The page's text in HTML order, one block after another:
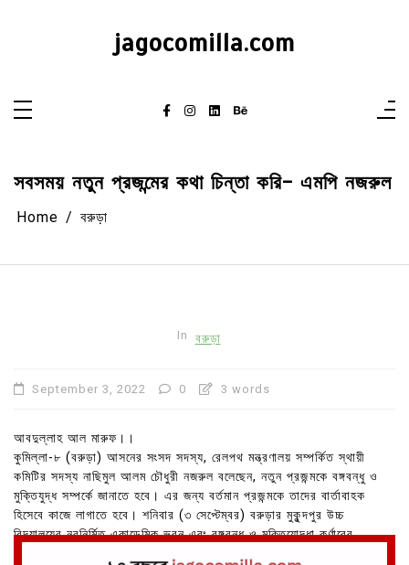
jagocomilla.com
সবসময় নতুন প্রজন্মের কথা চিন্তা করি- এমপি নজরুল
Home বরুড়া
In বরুড়া
September 3, 2022 0 3 words
আবদুল্লাহ আল মারুফ।।
কুমিল্লা-৮ (বরুড়া) আসনের সংসদ সদস্য, রেলপথ মন্ত্রণালয় সম্পর্কিত স্থায়ী
কমিটির সদস্য নাছিমুল আলম চৌধুরী নজরুল বলেছেন, নতুন প্রজন্মকে বঙ্গবন্ধু ও
মুক্তিযুদ্ধ সম্পর্কে জানাতে হবে। এর জন্য বর্তমান প্রজন্মকে তাদের বার্তাবাহক
হিসেবে কাজে লাগাতে হবে। শনিবার (৩ সেপ্টেম্বর) বরুড়ার মুকুন্দপুর উচ্চ
বিদ্যালয়ের নবনির্মিত একাডেমিক ভবন এবং বঙ্গবন্ধু ও মুক্তিযোদ্ধা কর্ণারের